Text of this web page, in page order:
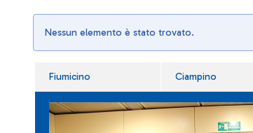
Nessun elemento è stato trovato.
Fiumicino Ciampino